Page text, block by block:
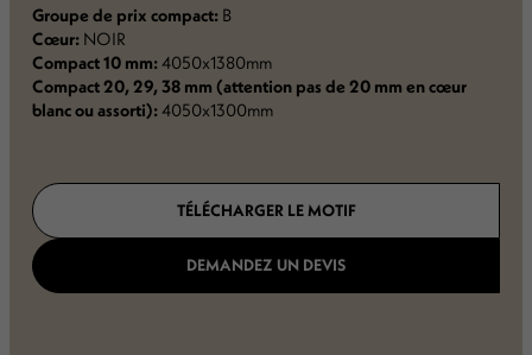
Groupe de prix compact: B
Cœur: NOIR
Compact 10 mm:4050x1380mm
Compact 20, 29, 38 mm (attention pas de 20 mm en cœur
blanc ou assorti):4050x1300mm
TÉLÉCHARGER LE MOTIF
DEMANDEZ UN DEVIS